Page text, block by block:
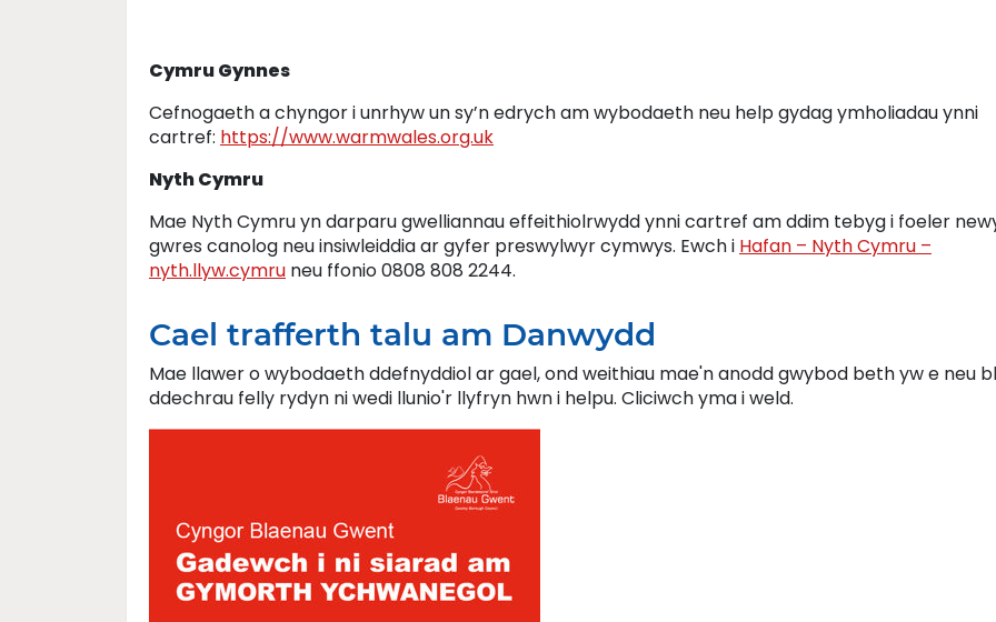
Cymru Gynnes
Cefnogaeth a chyngor i unrhyw un sy’n edrych am wybodaeth neu help gydag ymholiadau ynni
cartref: https://www.warmwales.org.uk
Nyth Cymru
Mae Nyth Cymru yn darparu gwelliannau effeithiolrwydd ynni cartref am ddim tebyg i foeler
gwres canolog neu insiwleiddia ar gyfer preswylwyr cymwys. Ewch i Hafan – Nyth Cymru –
nyth.llyw.cymru neu ffonio 0808 808 2244.
Cael trafferth talu am Danwydd
Mae llawer o wybodaeth ddefnyddiol ar gael, ond weithiau mae'n anodd gwybod beth yw e neu
ddechrau felly rydyn ni wedi llunio'r llyfryn hwn i helpu. Cliciwch yma i weld.